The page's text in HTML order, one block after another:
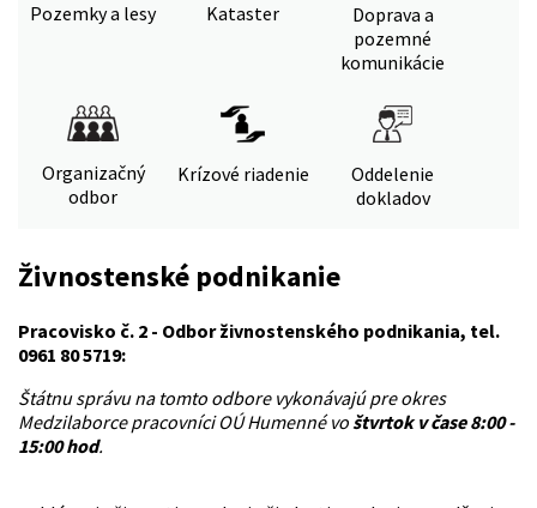
Pozemky a lesy Kataster
Doprava a
pozemné
komunikácie
Organizačný
odbor
Krízové riadenie
Oddelenie
dokladov
Živnostenské podnikanie
Pracovisko č. 2 - Odbor živnostenského podnikania, tel.
0961 80 5719:
Štátnu správu na tomto odbore vykonávajú pre okres
Medzilaborce pracovníci OÚ Humenné voštvrtok v čase 8:00 -
15:00 hod.